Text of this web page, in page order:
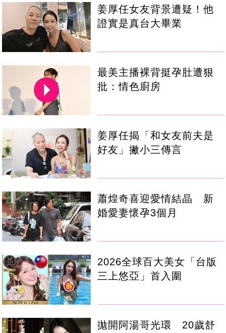
姜厚任女友背景遭疑！他
證實是真台大畢業
最美主播裸背挺孕肚遭狠
批：情色廚房
姜厚任揭「和女友前夫是
好友」撇小三傳言
蕭煌奇喜迎愛情結晶 新
婚愛妻懷孕3個月
2026全球百大美女「台版
三上悠亞」首入圍
拋開阿湯哥光環 20歲舒